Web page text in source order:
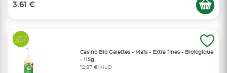
3.61 €
Casino Bio Galettes - Maïs - Extra fines - Biologique
- 115g
12,87 €/KILO